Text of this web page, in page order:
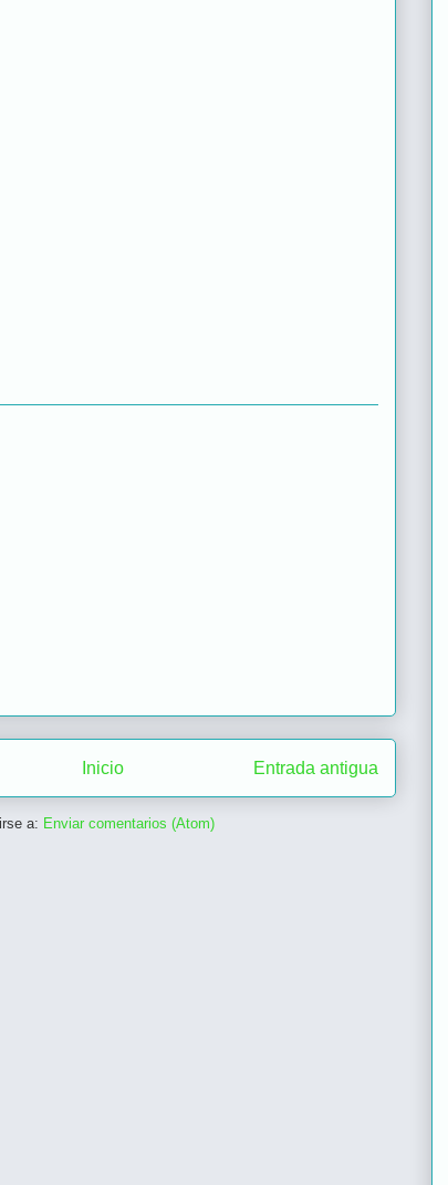
Entrada antigua
Inicio
a: Enviar comentarios (Atom)